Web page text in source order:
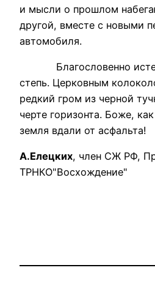
и мысли о прошлом
другой, вместе с новыми
автомобиля.
Благословенно
степь. Церковным
редкий гром из черной
черте горизонта. Боже,
земля вдали от асфальта!
А.Елецких, член СЖ РФ,
ТРНКО"Восхождение"